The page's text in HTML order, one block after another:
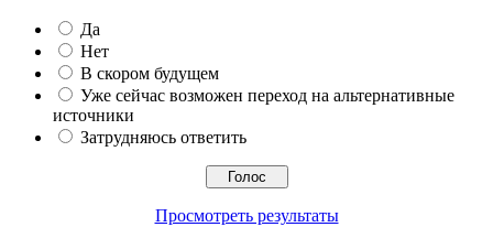
Да
Нет
В скором будущем
Уже сейчас возможен переход на альтернативные
источники
Затрудняюсь ответить
Просмотреть результаты